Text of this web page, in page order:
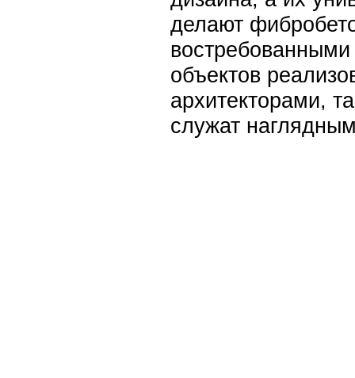
делают
объектов
архитекторами,
служат